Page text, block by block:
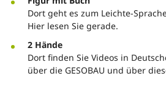
Dort geht es zum Leichte-
Hier lesen Sie gerade.
2 Hände
Dort finden Sie Videos in
über die GESOBAU und über